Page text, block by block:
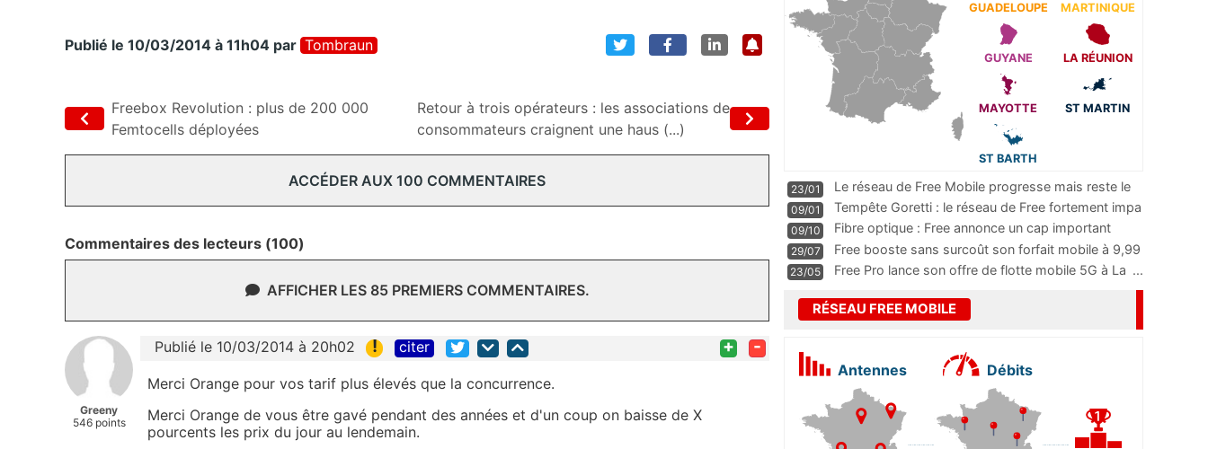
Publié le 10/03/2014 à 11h04 par Tombraun
Freebox Revolution : plus de 200 000
Femtocells déployées
Retour à trois opérateurs : les associations de
consommateurs craignent une haus (...)
ACCÉDER AUX 100 COMMENTAIRES
Commentaires des lecteurs (100)
AFFICHER LES 85 PREMIERS COMMENTAIRES.
Greeny
546 points
Publié le 10/03/2014 à 20h02 ! citer + -
Merci Orange pour vos tarif plus élevés que la concurrence.
Merci Orange de vous être gavé pendant des années et d'un coup on baisse de X
pourcents les prix du jour au lendemain.
GUADELOUPE MARTINIQUE
GUYANE LA RÉUNION
MAYOTTE ST MARTIN
ST BARTH
23/01
Le réseau de Free Mobile progresse mais reste le
m
...
09/01
Tempête Goretti : le réseau de Free fortement impa
09/10
Fibre optique : Free annonce un cap important
pass
...
29/07
Free booste sans surcoût son forfait mobile à 9,99
23/05 Free Pro lance son offre de flotte mobile 5G à La ...
RÉSEAU FREE MOBILE
Antennes Débits